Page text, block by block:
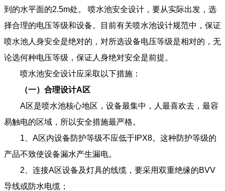
到的水平面的2.5m处。 喷水池安全设计，要从实际出发，选
择合理的电压等级和设备。目前有关喷水池设计规范中，保证
喷水池人身安全是绝对的，对所选设备电压等级是相对的，无
论选何种电压等级，保证人身绝对安全是前提。
喷水池安全设计应采取以下措施：
（一）合理设计A 区
A区是喷水池核心地区，设备最集中，人最喜欢去，最容
易触电的区域，所以安全措施最严格。
1、A区内设备防护等级不应低于IPX8。这种防护等级的
产品不致使设备漏水产生漏电。
2、连接A区设备及灯具的线缆，要采用双重绝缘的BVV
导线或防水电缆；